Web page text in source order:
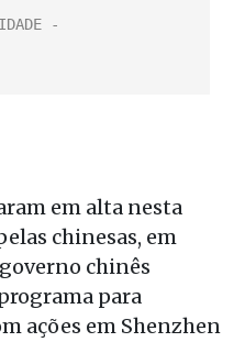
em alta nesta
chinesas, em
chinês
para
ações em Shenzhen